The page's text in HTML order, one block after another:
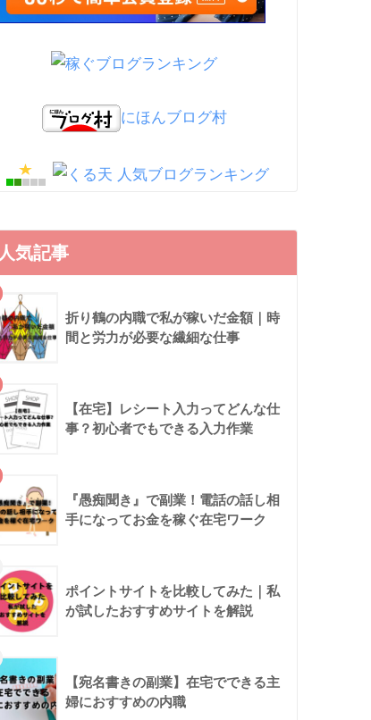
にほんブログ村
人気記事
折り鶴の内職で私が稼いだ金額｜時
間と労力が必要な繊細な仕事
【在宅】レシート入力ってどんな仕
事？初心者でもできる入力作業
『愚痴聞き』で副業！電話の話し相
手になってお金を稼ぐ在宅ワーク
ポイントサイトを比較してみた｜私
が試したおすすめサイトを解説
【宛名書きの副業】在宅でできる主
婦におすすめの内職